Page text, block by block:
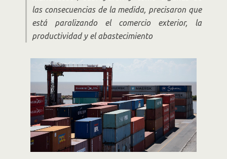
las consecuencias de la medida, precisaron que
está paralizando el comercio exterior, la
productividad y el abastecimiento